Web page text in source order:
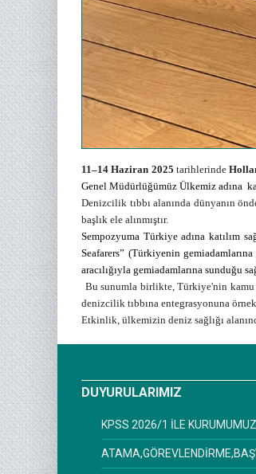
11–14 Haziran 2025 tarihlerinde
Genel Müdürlüğümüz Ülkemiz adına
Denizcilik tıbbı alanında dünyanın
başlık ele alınmıştır.
Sempozyuma Türkiye adına katılım
Seafarers” (Türkiyenin
aracılığıyla gemiadamlarına sunduğu
Bu sunumla birlikte, Türkiye'nin kamu
denizcilik tıbbına entegrasyonuna
Etkinlik, ülkemizin deniz sağlığı
DUYURULARIMIZ
KPSS 2026/1 İLE